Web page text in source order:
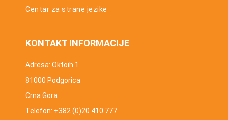
Centar za strane jezike
KONTAKT INFORMACIJE
Adresa: Oktoih 1
81000 Podgorica
Crna Gora
Telefon: +382 (0)20 410 777